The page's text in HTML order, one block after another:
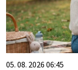
05. 08. 2026 06:45